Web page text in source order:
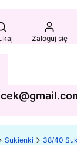
Otwórz
Zaloguj się
Sukienki 38/40